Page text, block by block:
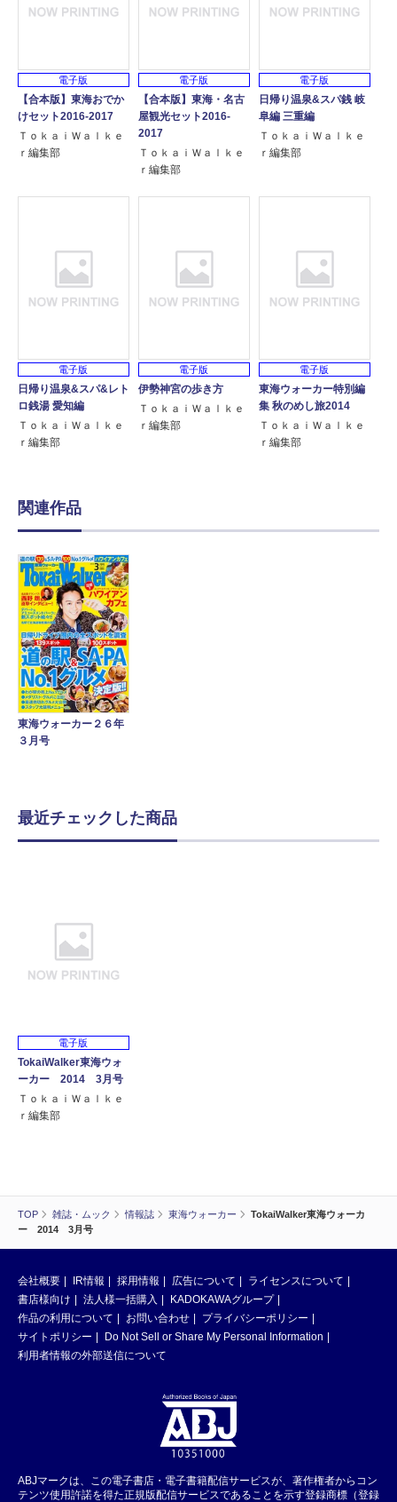
TOP 雑誌・ムック 情報誌 東海ウォーカー
TokaiWalker東海ウォーカ
ー 2014 3月号
電子版
【合本版】東海おでか
けセット2016-2017
ＴｏｋａｉＷａｌｋｅ
ｒ編集部
電子版
【合本版】東海・名古
屋観光セット2016-
2017
ＴｏｋａｉＷａｌｋｅ
ｒ編集部
電子版
日帰り温泉&スパ銭 岐
阜編 三重編
ＴｏｋａｉＷａｌｋｅ
ｒ編集部
電子版
日帰り温泉&スパ&レト
ロ銭湯 愛知編
ＴｏｋａｉＷａｌｋｅ
ｒ編集部
電子版
伊勢神宮の歩き方
ＴｏｋａｉＷａｌｋｅ
ｒ編集部
電子版
東海ウォーカー特別編
集 秋のめし旅2014
ＴｏｋａｉＷａｌｋｅ
ｒ編集部
関連作品
東海ウォーカー２６年
３月号
最近チェックした商品
電子版
TokaiWalker東海ウォ
ーカー 2014 3月号
ＴｏｋａｉＷａｌｋｅ
ｒ編集部
会社概要 IR情報 採用情報 広告について
ライセンスについて
書店様向け
法人様一括購入
KADOKAWAグループ
作品の利用について
お問い合わせ
プライバシーポリシー
サイトポリシー
Do Not Sell or Share My Personal Information
利用者情報の外部送信について
ABJマークは、この電子書店・電子書籍配信サービスが、著作権者からコン
テンツ使用許諾を得た正規版配信サービスであることを示す登録商標（登録